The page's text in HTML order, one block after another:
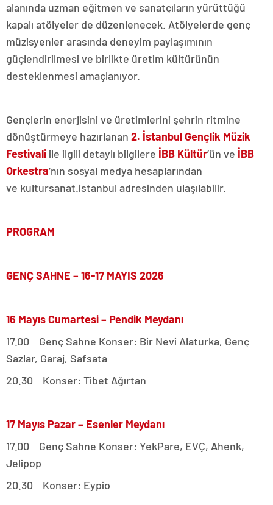
alanında uzman eğitmen ve sanatçıların yürüttüğü
kapalı atölyeler de düzenlenecek. Atölyelerde genç
müzisyenler arasında deneyim paylaşımının
güçlendirilmesi ve birlikte üretim kültürünün
desteklenmesi amaçlanıyor.
Gençlerin enerjisini ve üretimlerini şehrin ritmine
dönüştürmeye hazırlanan 2. İstanbul Gençlik Müzik
Festivali ile ilgili detaylı bilgilere İBB Kültür’ün ve İBB
Orkestra’nın sosyal medya hesaplarından
ve kultursanat.istanbul adresinden ulaşılabilir.
PROGRAM
GENÇ SAHNE – 16-17 MAYIS 2026
16 Mayıs Cumartesi – Pendik Meydanı
17.00 Genç Sahne Konser: Bir Nevi Alaturka, Genç
Sazlar, Garaj, Safsata
20.30 Konser: Tibet Ağırtan
17 Mayıs Pazar – Esenler Meydanı
17.00 Genç Sahne Konser: YekPare, EVÇ, Ahenk,
Jelipop
20.30 Konser: Eypio